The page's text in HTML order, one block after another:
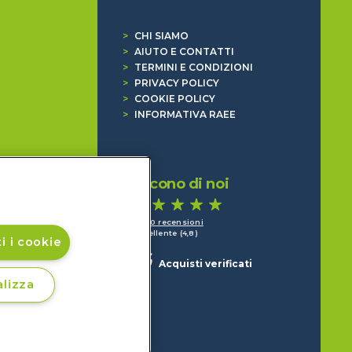
>
CHI SIAMO
> AIUTO E CONTATTI
>
TERMINI E CONDIZIONI
>
PRIVACY POLICY
>
COOKIE POLICY
>
INFORMATIVA RAEE
Dicono di noi
1.640 recensioni
Eccellente (4,8)
Acquisti verificati
i cookie